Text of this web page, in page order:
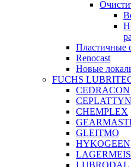
Пластичные
Renocast
Новые
FUCHS
CEDRACON
CEPLATTYN
CHEMPLEX
GLEITMO
HYKOGEEN
LUBRODAL